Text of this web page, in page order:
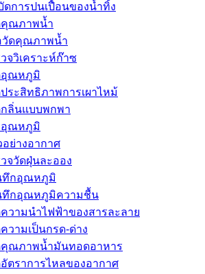
ดการปนเปื้อนของน้ำทิ้ง
คุณภาพน้ำ
วัดคุณภาพน้ำ
จวิเคราะห์ก๊าซ
อุณหภูมิ
ประสิทธิภาพการเผาไหม้
กลิ่นแบบพกพา
อุณหภูมิ
อย่างอากาศ
จวัดฝุ่นละออง
ทึกอุณหภูมิ
ทึกอุณหภูมิความชื้น
ความนําไฟฟ้าของสารละลาย
วามเป็นกรด-ด่าง
คุณภาพน้ำมันทอดอาหาร
อัตราการไหลของอากาศ